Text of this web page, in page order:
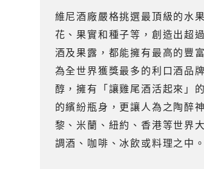
維尼酒廠嚴格挑選最頂級的水
花、果實和種子等，創造出超
酒及果露，都能擁有最高的豐
為全世界獲獎最多的利口酒品
醇，擁有「讓雞尾酒活起來」
的繽紛瓶身，更讓人為之陶醉
黎、米蘭、紐約、香港等世界
調酒、咖啡、冰飲或料理之中。